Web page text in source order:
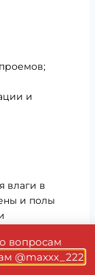
и
влаги в
и полы
вопросам
@maxxx_222